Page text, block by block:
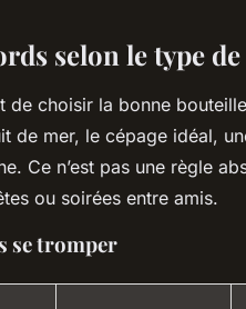
selon le type
de choisir la bonne
de mer, le cépage idéal,
Ce n’est pas une règle
ou soirées entre amis.
se tromper